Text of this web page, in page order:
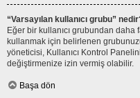
“Varsayılan kullanıcı grubu”
Eğer bir kullanıcı grubundan daha
kullanmak için belirlenen
yöneticisi, Kullanıcı Kontrol
değiştirmenize izin vermiş olabilir.
Başa dön